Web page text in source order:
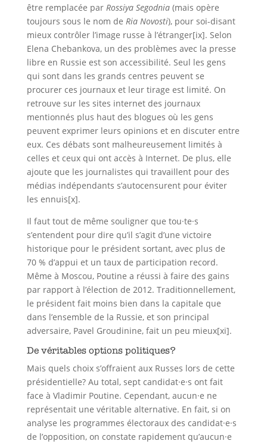
être remplacée par Rossiya Segodnia(mais opère
toujours sous le nom de Ria Novosti), pour soi-disant
mieux contrôler l’image russe à l’étranger[ix]. Selon
Elena Chebankova, un des problèmes avec la presse
libre en Russie est son accessibilité. Seul les gens
qui sont dans les grands centres peuvent se
procurer ces journaux et leur tirage est limité. On
retrouve sur les sites internet des journaux
mentionnés plus haut des blogues où les gens
peuvent exprimer leurs opinions et en discuter entre
eux. Ces débats sont malheureusement limités à
celles et ceux qui ont accès à Internet. De plus, elle
ajoute que les journalistes qui travaillent pour des
médias indépendants s’autocensurent pour éviter
les ennuis[x].
Il faut tout de même souligner que tou·te·s
s’entendent pour dire qu’il s’agit d’une victoire
historique pour le président sortant, avec plus de
70 % d’appui et un taux de participation record.
Même à Moscou, Poutine a réussi à faire des gains
par rapport à l’élection de 2012. Traditionnellement,
le président fait moins bien dans la capitale que
dans l’ensemble de la Russie, et son principal
adversaire, Pavel Groudinine, fait un peu mieux[xi].
De véritables options politiques?
Mais quels choix s’offraient aux Russes lors de cette
présidentielle? Au total, sept candidat·e·s ont fait
face à Vladimir Poutine. Cependant, aucun·e ne
représentait une véritable alternative. En fait, si on
analyse les programmes électoraux des candidat·e·s
de l’opposition, on constate rapidement qu’aucun·e